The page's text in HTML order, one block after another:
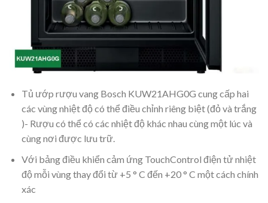
Tủ ướp rượu vang Bosch KUW21AHG0G cung cấp hai
các vùng nhiệt độ có thể điều chỉnh riêng biệt (đỏ và trắng
)- Rượu có thể có các nhiệt độ khác nhau cùng một lúc và
cùng nơi được lưu trữ.
Với bảng điều khiển cảm ứng TouchControl điện tử nhiệt
độ mỗi vùng thay đổi từ +5 ° C đến +20 ° C một cách chính
xác